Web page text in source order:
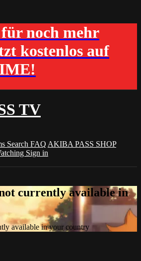
noch mehr
kostenlos auf
TV
Search FAQ AKIBA PASS SHOP
Sign in
currently available in
available in your country